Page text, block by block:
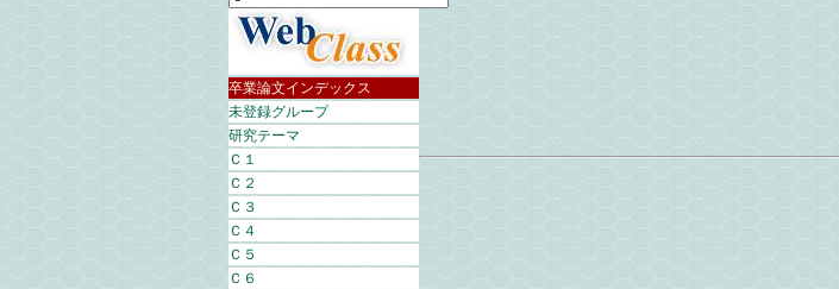
卒業論文インデックス
未登録グループ
研究テーマ
Ｃ１
Ｃ２
Ｃ３
Ｃ４
Ｃ５
Ｃ６